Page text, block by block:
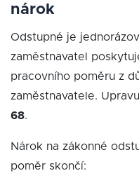
nárok
Odstupné je
zaměstnavatel
pracovního poměru z
zaměstnavatele.
68.
Nárok na zákonné
poměr skončí: